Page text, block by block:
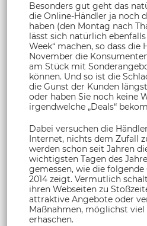
Besonders gut geht das
die Online-Händler ja noch
haben (den Montag nach
lässt sich natürlich
Week“ machen, so dass die
November die
am Stück mit
können. Und so ist die
die Gunst der Kunden
oder haben Sie noch keine
irgendwelche „Deals“
Dabei versuchen die
Internet, nichts dem Zufall
werden schon seit Jahren
wichtigsten Tagen des
gemessen, wie die
2014 zeigt. Vermutlich
ihren Webseiten zu
attraktive Angebote oder
Maßnahmen, möglichst viel
erhaschen.